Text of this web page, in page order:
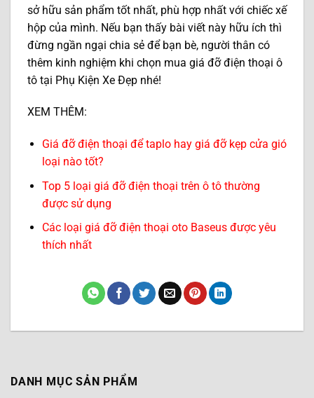
sở hữu sản phẩm tốt nhất, phù hợp nhất với chiếc xế
hộp của mình. Nếu bạn thấy bài viết này hữu ích thì
đừng ngần ngại chia sẻ để bạn bè, người thân có
thêm kinh nghiệm khi chọn mua giá đỡ điện thoại ô
tô tại Phụ Kiện Xe Đẹp nhé!
XEM THÊM:
Giá đỡ điện thoại để taplo hay giá đỡ kẹp cửa gió
loại nào tốt?
Top 5 loại giá đỡ điện thoại trên ô tô thường
được sử dụng
Các loại giá đỡ điện thoại oto Baseus được yêu
thích nhất
DANH MỤC SẢN PHẨM